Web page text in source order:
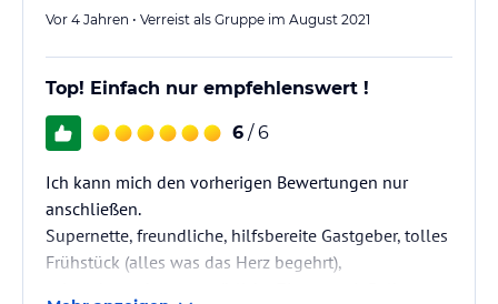
Vor 4 Jahren • Verreist als Gruppe im August 2021
Top! Einfach nur empfehlenswert !
6 / 6
Ich kann mich den vorherigen Bewertungen nur
anschließen.
Supernette, freundliche, hilfsbereite Gastgeber, tolles
Frühstück (alles was das Herz begehrt),